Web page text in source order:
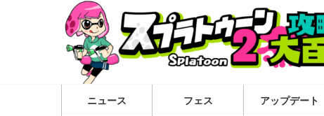
ニュース フェス アップデート